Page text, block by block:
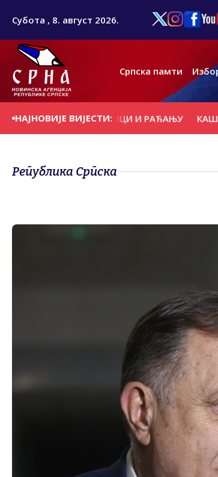
Субота , 8. август 2026.
Српска памти
НАЈНОВИЈЕ ВИЈЕСТИ:
ПОРОДИЦИ И РАЂАЊУ
Република Српска